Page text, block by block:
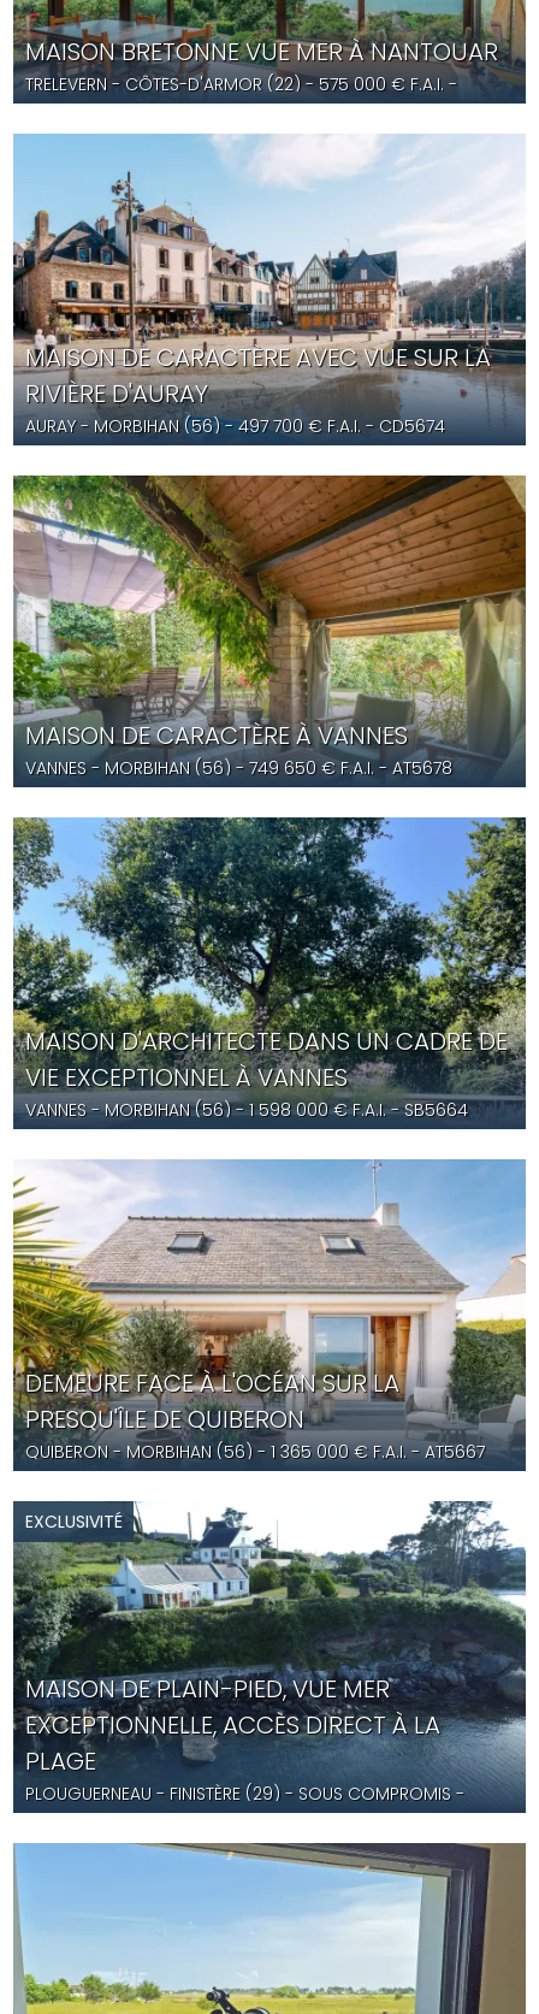
MAISON BRETONNE VUE MER À NANTOUAR
TRELEVERN- CÔTES-D'ARMOR (22) - 575 000€ F.A.I.-
YD5679
MAISON DE CARACTÈRE AVEC VUE SUR LA
RIVIÈRE D'AURAY
AURAY- MORBIHAN (56) -497 700 € F.A.I. - CD5674
MAISON DE CARACTÈRE À VANNES
VANNES- MORBIHAN (56) -749 650€ F.A.I. - AT5678
MAISON D'ARCHITECTE DANS UN CADRE DE
VIE EXCEPTIONNEL À VANNES
VANNES- MORBIHAN (56) -1 598 000€ F.A.I.- SB5664
DEMEURE FACE À L'OCÉAN SUR LA
PRESQU'ÎLE DE QUIBERON
QUIBERON- MORBIHAN (56) -1 365 000€ F.A.I.- AT5667
MAISON DE PLAIN-PIED, VUE MER
EXCEPTIONNELLE, ACCÈS DIRECT À LA
PLAGE
PLOUGUERNEAU - FINISTÈRE (29) - SOUS COMPROMIS -
CC5676
EXCLUSIVITÉ